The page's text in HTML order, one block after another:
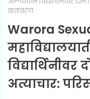
वातावरण
Warora
अत्याचार: